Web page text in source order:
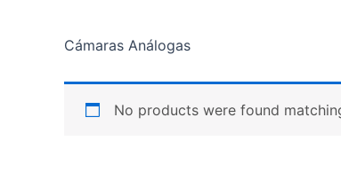
Cámaras Análogas
No products were found